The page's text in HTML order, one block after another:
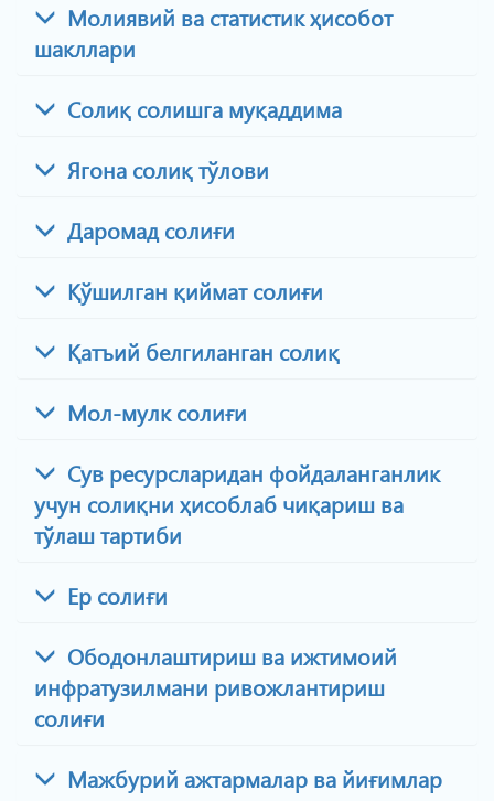
Молиявий ва статистик ҳисобот
шакллари
Солиқ солишга муқаддима
Ягона солиқ тўлови
Даромад солиғи
Қўшилган қиймат солиғи
Қатъий белгиланган солиқ
Мол-мулк солиғи
Сув ресурсларидан фойдаланганлик
учун солиқни ҳисоблаб чиқариш ва
тўлаш тартиби
Ер солиғи
Ободонлаштириш ва ижтимоий
инфратузилмани ривожлантириш
солиғи
Мажбурий ажтармалар ва йиғимлар